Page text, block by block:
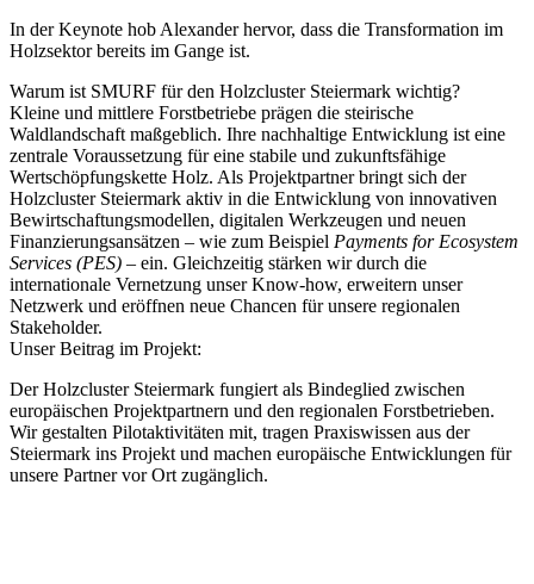
In der Keynote hob Alexander hervor, dass die Transformation im
Holzsektor bereits im Gange ist.
Warum ist SMURF für den Holzcluster Steiermark wichtig?
Kleine und mittlere Forstbetriebe prägen die steirische
Waldlandschaft maßgeblich. Ihre nachhaltige Entwicklung ist eine
zentrale Voraussetzung für eine stabile und zukunftsfähige
Wertschöpfungskette Holz. Als Projektpartner bringt sich der
Holzcluster Steiermark aktiv in die Entwicklung von innovativen
Bewirtschaftungsmodellen, digitalen Werkzeugen und neuen
Finanzierungsansätzen – wie zum Beispiel Payments for Ecosystem
Services (PES) – ein. Gleichzeitig stärken wir durch die
internationale Vernetzung unser Know-how, erweitern unser
Netzwerk und eröffnen neue Chancen für unsere regionalen
Stakeholder.
Unser Beitrag im Projekt:
Der Holzcluster Steiermark fungiert als Bindeglied zwischen
europäischen Projektpartnern und den regionalen Forstbetrieben.
Wir gestalten Pilotaktivitäten mit, tragen Praxiswissen aus der
Steiermark ins Projekt und machen europäische Entwicklungen für
unsere Partner vor Ort zugänglich.